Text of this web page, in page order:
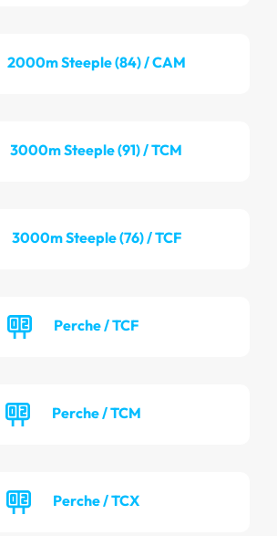
2000m Steeple (84) / CAM
3000m Steeple (91) / TCM
3000m Steeple (76) / TCF
Perche / TCF
Perche / TCM
Perche / TCX